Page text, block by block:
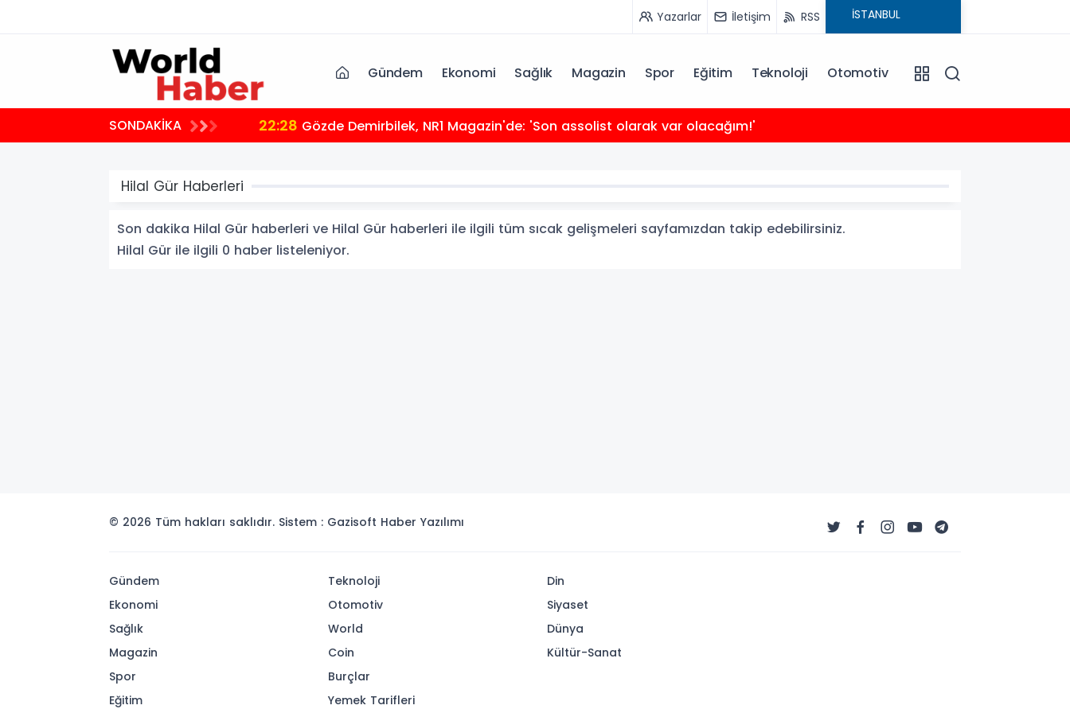
Yazarlar İletişim RSS
Gündem Ekonomi Sağlık Magazin Spor Eğitim Teknoloji Otomotiv
SONDAKİKA 22:28 Gözde Demirbilek, NR1 Magazin'de: 'Son assolist olarak var olacağım!'
Hilal Gür Haberleri
Son dakika Hilal Gür haberleri ve Hilal Gür haberleri ile ilgili tüm sıcak gelişmeleri sayfamızdan takip edebilirsiniz.
Hilal Gür ile ilgili 0 haber listeleniyor.
© 2026 Tüm hakları saklıdır. Sistem : Gazisoft Haber Yazılımı
Gündem
Ekonomi
Sağlık
Magazin
Spor
Eğitim
Teknoloji
Otomotiv
World
Coin
Burçlar
Yemek Tarifleri
Din
Siyaset
Dünya
Kültür-Sanat